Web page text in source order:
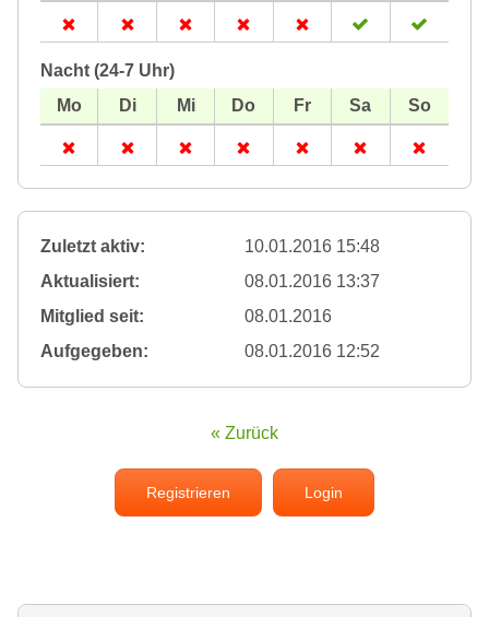
Nacht (24-7 Uhr)
Zuletzt aktiv:
10.01.2016 15:48
Aktualisiert:
08.01.2016 13:37
Mitglied seit:
08.01.2016
Aufgegeben:
08.01.2016 12:52
« Zurück
Registrieren Login